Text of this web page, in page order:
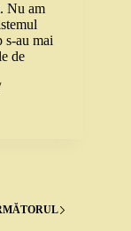
Nu am
s-au mai
de